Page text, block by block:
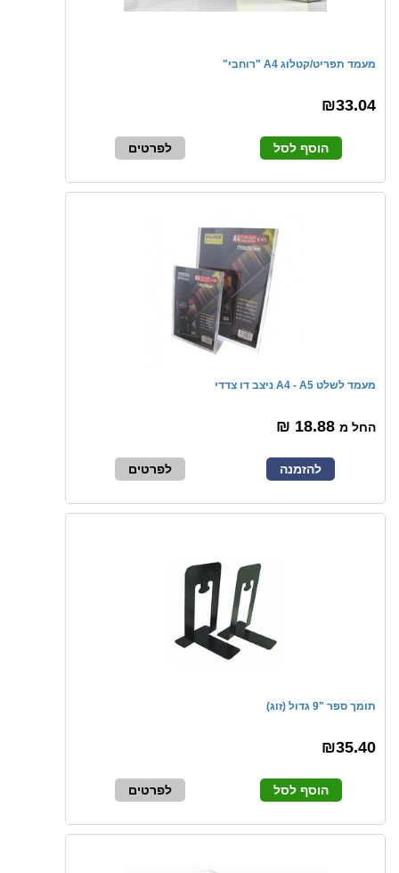
מעמד תפריט/קטלוג A4 "רוחבי"
₪33.04
הוסף לסל לפרטים
מעמד לשלט A4 - A5 ניצב דו צדדי
החל מ
להזמנה לפרטים
תומך ספר "9 גדול (זוג)
₪35.40
הוסף לסל לפרטים